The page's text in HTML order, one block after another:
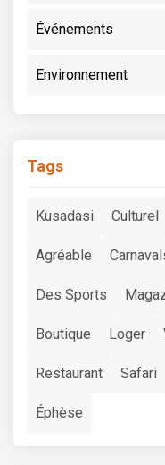
Événements
Environnement
Tags
Kusadasi Culturel
Agréable
Des Sports
Boutique Loger
Restaurant Safari
Éphèse